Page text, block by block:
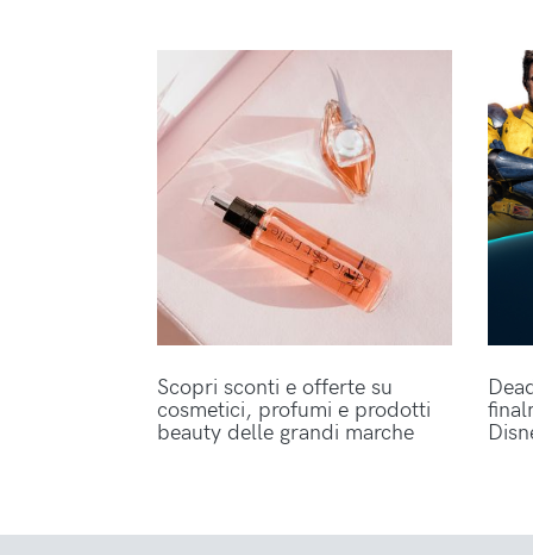
Scopri sconti e offerte su
cosmetici, profumi e prodotti
beauty delle grandi marche